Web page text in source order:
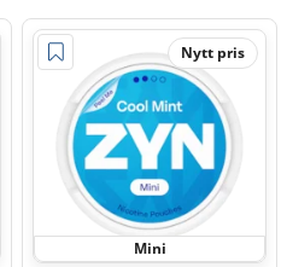
Nytt pris
Mini